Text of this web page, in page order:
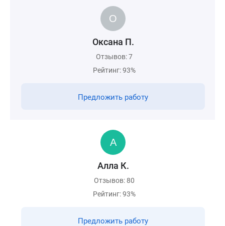
Оксана П.
Отзывов: 7
Рейтинг: 93%
Предложить работу
Алла К.
Отзывов: 80
Рейтинг: 93%
Предложить работу